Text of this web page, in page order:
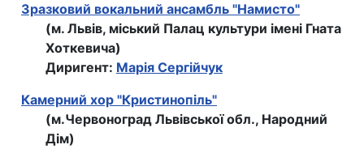
Зразковий вокальний ансамбль "Намисто"
(м. Львів, міський Палац культури імені Гната
Хоткевича)
Диригент: Марія Сергійчук
Камерний хор "Кристинопiль"
(м.Червоноград Львівської обл., Народний
Дім)